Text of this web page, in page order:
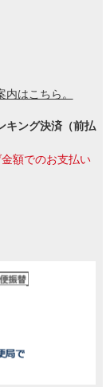
はこちら。
キング決済（前払
額でのお支払い